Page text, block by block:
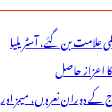
علامت بن گئے، آسٹریلیا
اعزاز حاصل
دوران نعروں، میمز اور